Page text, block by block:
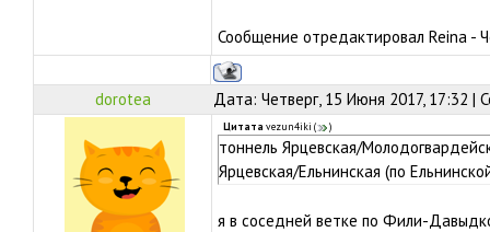
Сообщение отредактировал Reina -
dorotea Дата: Четверг, 15 Июня 2017, 17:32 |
Цитата vezun4iki ( )
тоннель Ярцевская/
Ярцевская/Ельнинская (по
я в соседней ветке по Фили-